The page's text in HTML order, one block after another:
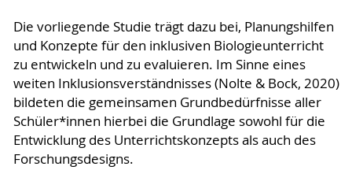
Die vorliegende Studie trägt dazu bei, Planungshilfen
und Konzepte für den inklusiven Biologieunterricht
zu entwickeln und zu evaluieren. Im Sinne eines
weiten Inklusionsverständnisses (Nolte & Bock, 2020)
bildeten die gemeinsamen Grundbedürfnisse aller
Schüler*innen hierbei die Grundlage sowohl für die
Entwicklung des Unterrichtskonzepts als auch des
Forschungsdesigns.